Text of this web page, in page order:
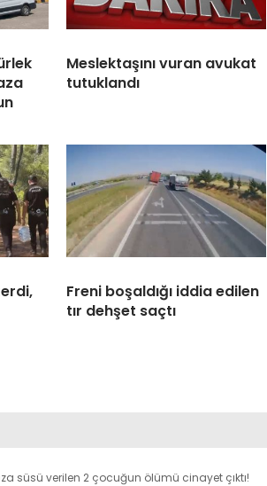
Meslektaşını vuran avukat
tutuklandı
Freni boşaldığı iddia edilen
tır dehşet saçtı
süsü verilen 2 çocuğun ölümü cinayet çıktı!